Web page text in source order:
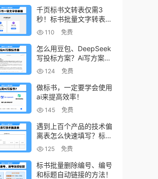
千页标书文转表仅需3
秒！标书批量文字转表格
的小工具！
110 免费
怎么用豆包、DeepSeek
写投标方案？Ai写方案的
小技巧
124 免费
做标书，一定要学会使用
ai来提高效率！
145 免费
遇到上百个产品的技术偏
离表怎么快速填写？标书
制作技巧！
125 免费
标书批量删除编号、编号
和标题自动链接的方法！